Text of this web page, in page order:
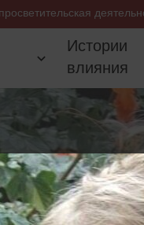
Истории
влияния